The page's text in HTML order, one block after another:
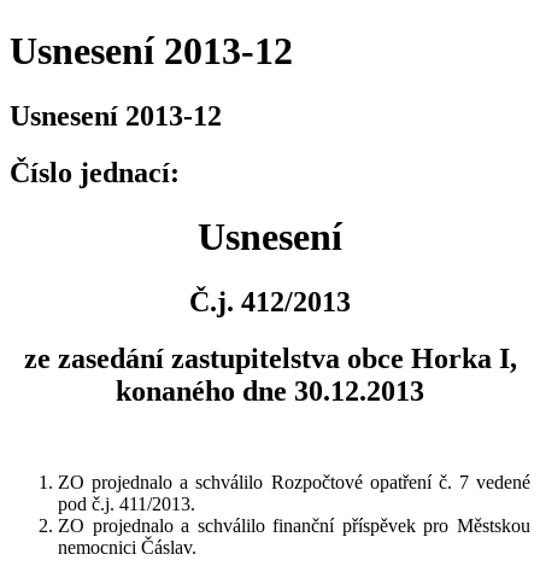
Usnesení 2013-12
Usnesení 2013-12
Číslo jednací:
Usnesení
Č.j. 412/2013
ze zasedání zastupitelstva obce Horka I,
konaného dne 30.12.2013
ZO projednalo a schválilo Rozpočtové opatření č. 7 vedené
pod č.j. 411/2013.
ZO projednalo a schválilo finanční příspěvek pro Městskou
nemocnici Čáslav.